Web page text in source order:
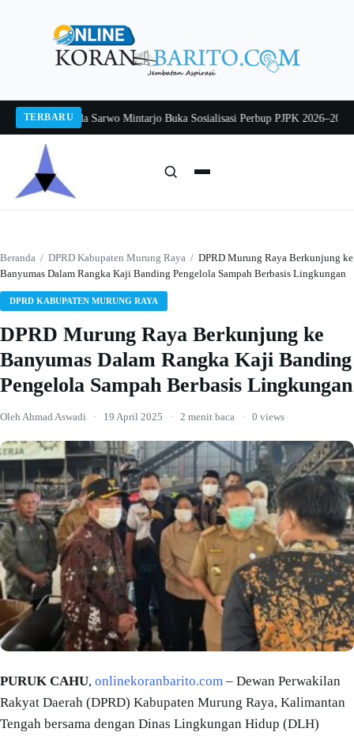
TERBARU
Pj Sekda Sarwo Mintarjo Buka Sosialisasi Perbup PJPK 2026–2030
Beranda / DPRD Kabupaten Murung Raya / DPRD Murung Raya Berkunjung ke
Banyumas Dalam Rangka Kaji Banding Pengelola Sampah Berbasis Lingkungan
DPRD KABUPATEN MURUNG RAYA
DPRD Murung Raya Berkunjung ke
Banyumas Dalam Rangka Kaji Banding
Pengelola Sampah Berbasis Lingkungan
Oleh Ahmad Aswadi · 19 April 2025 · 2 menit baca · 0 views
PURUK CAHU, onlinekoranbarito.com – Dewan Perwakilan
Rakyat Daerah (DPRD) Kabupaten Murung Raya, Kalimantan
Tengah bersama dengan Dinas Lingkungan Hidup (DLH)